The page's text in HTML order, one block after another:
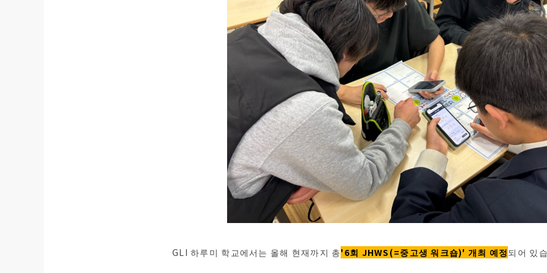
GLI 하루미 학교에서는 올해 현재까지 총'6회 JHWS(=중고생 워크숍)' 개최 예정되어 있